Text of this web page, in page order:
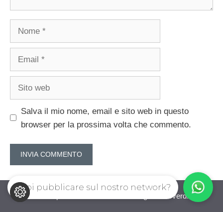
Nome
Email
Sito
Salva il mio nome, email e sito web in questo
browser per la prossima volta che commento.
IoComproCasa.com © 2026. All right reserverd.
Vuoi pubblicare sul nostro network?